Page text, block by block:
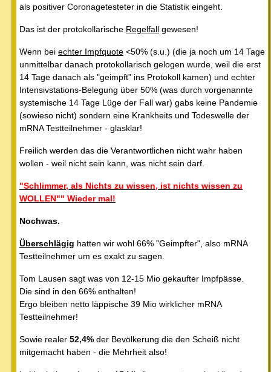
als positiver Coronagetesteter in die Statistik eingeht.
Das ist der protokollarische Regelfall gewesen!
Wenn bei echter Impfquote <50% (s.u.) (die ja noch um 14 Tage
unmittelbar danach protokollarisch gelogen wurde, weil die erst
14 Tage danach als "geimpft" ins Protokoll kamen) und echter
Intensivstations-Belegung über 50% (was durch vorgenannte
systemische 14 Tage Lüge der Fall war) gabs keine Pandemie
(sowieso nicht) sondern eine Krankheits und Todeswelle der
mRNA Testteilnehmer - glasklar!
Freilich werden das die Verantwortlichen nicht wahr haben
wollen - weil nicht sein kann, was nicht sein darf.
"Schlimmer, als Nichts zu wissen, ist nichts wissen zu
WOLLEN"" Wieder mal!
Nochwas.
Überschlägig hatten wir wohl 66% "Geimpfter", also mRNA
Testteilnehmer um es exakt zu sagen.
Tom Lausen sagt was von 12-15 Mio gekaufter Impfpässe.
Die sind in den 66% enthalten!
Ergo bleiben netto läppische 39 Mio wirklicher mRNA
Testteilnehmer!
Sowie realer 52,4% der Bevölkerung die den Scheiß nicht
mitgemacht haben - die Mehrheit also!